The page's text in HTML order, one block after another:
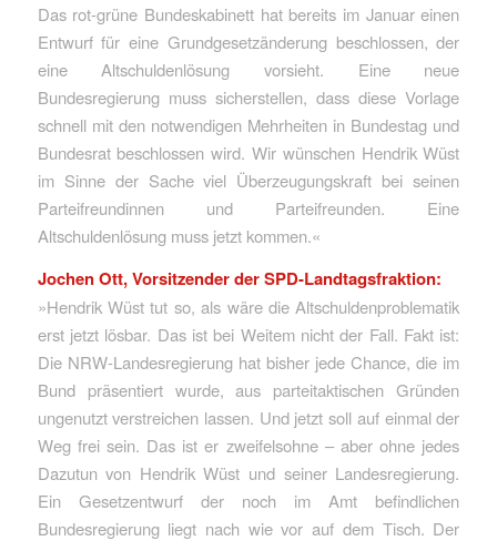
Das rot-grüne Bundeskabinett hat bereits im Januar einen
Entwurf für eine Grundgesetzänderung beschlossen, der
eine Altschuldenlösung vorsieht. Eine neue
Bundesregierung muss sicherstellen, dass diese Vorlage
schnell mit den notwendigen Mehrheiten in Bundestag und
Bundesrat beschlossen wird. Wir wünschen Hendrik Wüst
im Sinne der Sache viel Überzeugungskraft bei seinen
Parteifreundinnen und Parteifreunden. Eine
Altschuldenlösung muss jetzt kommen.«
Jochen Ott, Vorsitzender der SPD-Landtagsfraktion:
»Hendrik Wüst tut so, als wäre die Altschuldenproblematik
erst jetzt lösbar. Das ist bei Weitem nicht der Fall. Fakt ist:
Die NRW-Landesregierung hat bisher jede Chance, die im
Bund präsentiert wurde, aus parteitaktischen Gründen
ungenutzt verstreichen lassen. Und jetzt soll auf einmal der
Weg frei sein. Das ist er zweifelsohne – aber ohne jedes
Dazutun von Hendrik Wüst und seiner Landesregierung.
Ein Gesetzentwurf der noch im Amt befindlichen
Bundesregierung liegt nach wie vor auf dem Tisch. Der